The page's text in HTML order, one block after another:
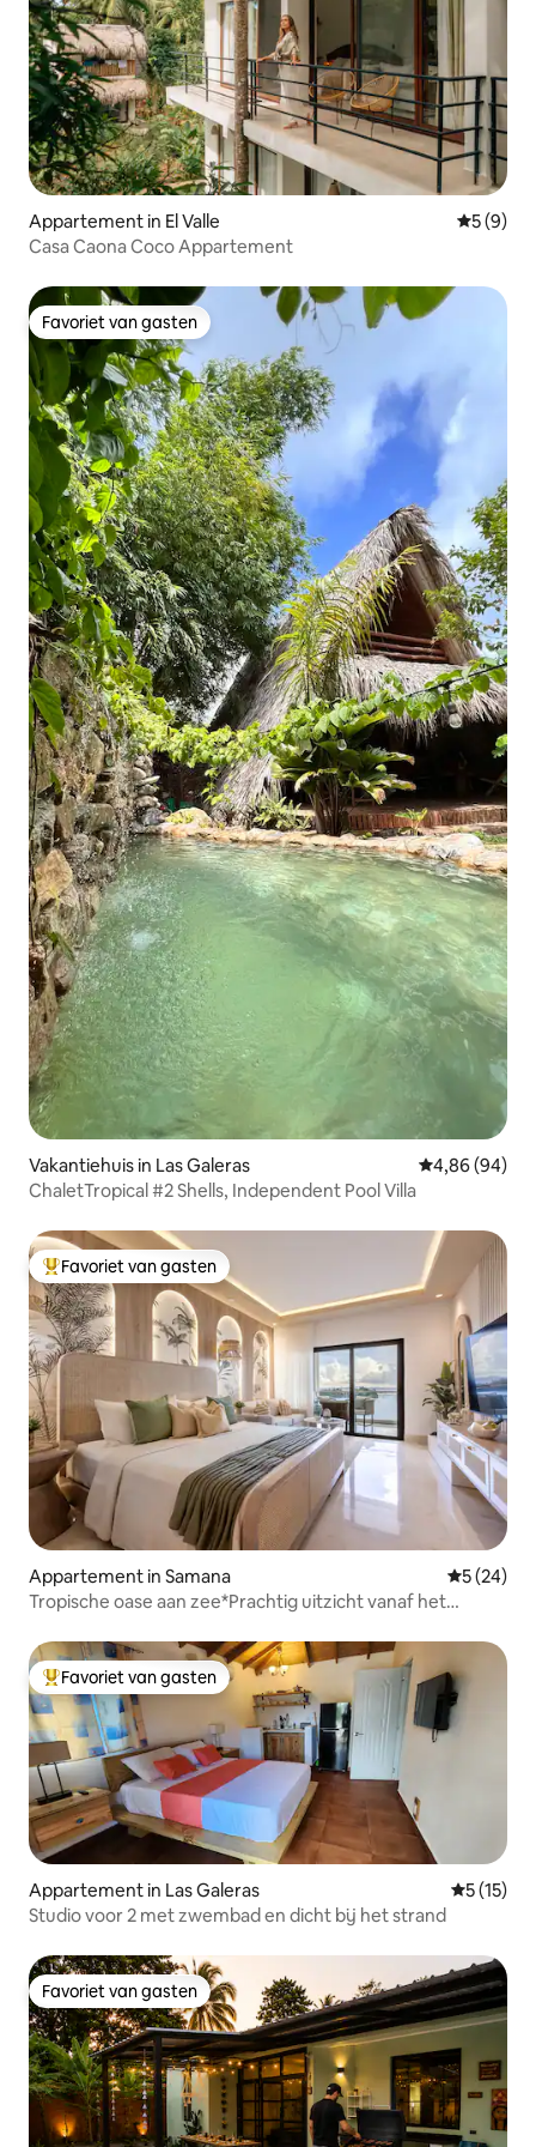
Appartement in El Valle
5 (9)
Casa Caona Coco Appartement
Favoriet van gasten
Favoriet van gasten
Vakantiehuis in Las Galeras Gemiddelde
4,86 (94)
ChaletTropical #2 Shells, Independent Pool Villa
Topfavoriet van gasten
Favoriet van gasten
Appartement in Samana
5 (24)
Tropische oase aan zee*Prachtig uitzicht vanaf het
Topfavoriet van gasten
Favoriet van gasten
Appartement in Las Galeras
5 (15)
Studio voor 2 met zwembad en dicht bij het strand
Favoriet van gasten
Favoriet van gasten